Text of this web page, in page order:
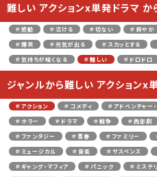
難しい アクションx単発ドラマ か
＃感動 ＃泣ける ＃切ない ＃爽やか
＃爆笑
＃元気が出る ＃スカッとする
＃気持ちが暗くなる
＃難しい ＃ドロドロ
ジャンルから難しい アクションx
＃アクション ＃コメディ ＃アドベンチャー
＃ホラー
＃ドラマ ＃戦争 ＃西部劇
＃ファンタジー
＃青春 ＃ファミリー
＃ミュージカル
＃音楽 ＃サスペンス
＃ギャング・マフィア
＃パニック ＃ミステ